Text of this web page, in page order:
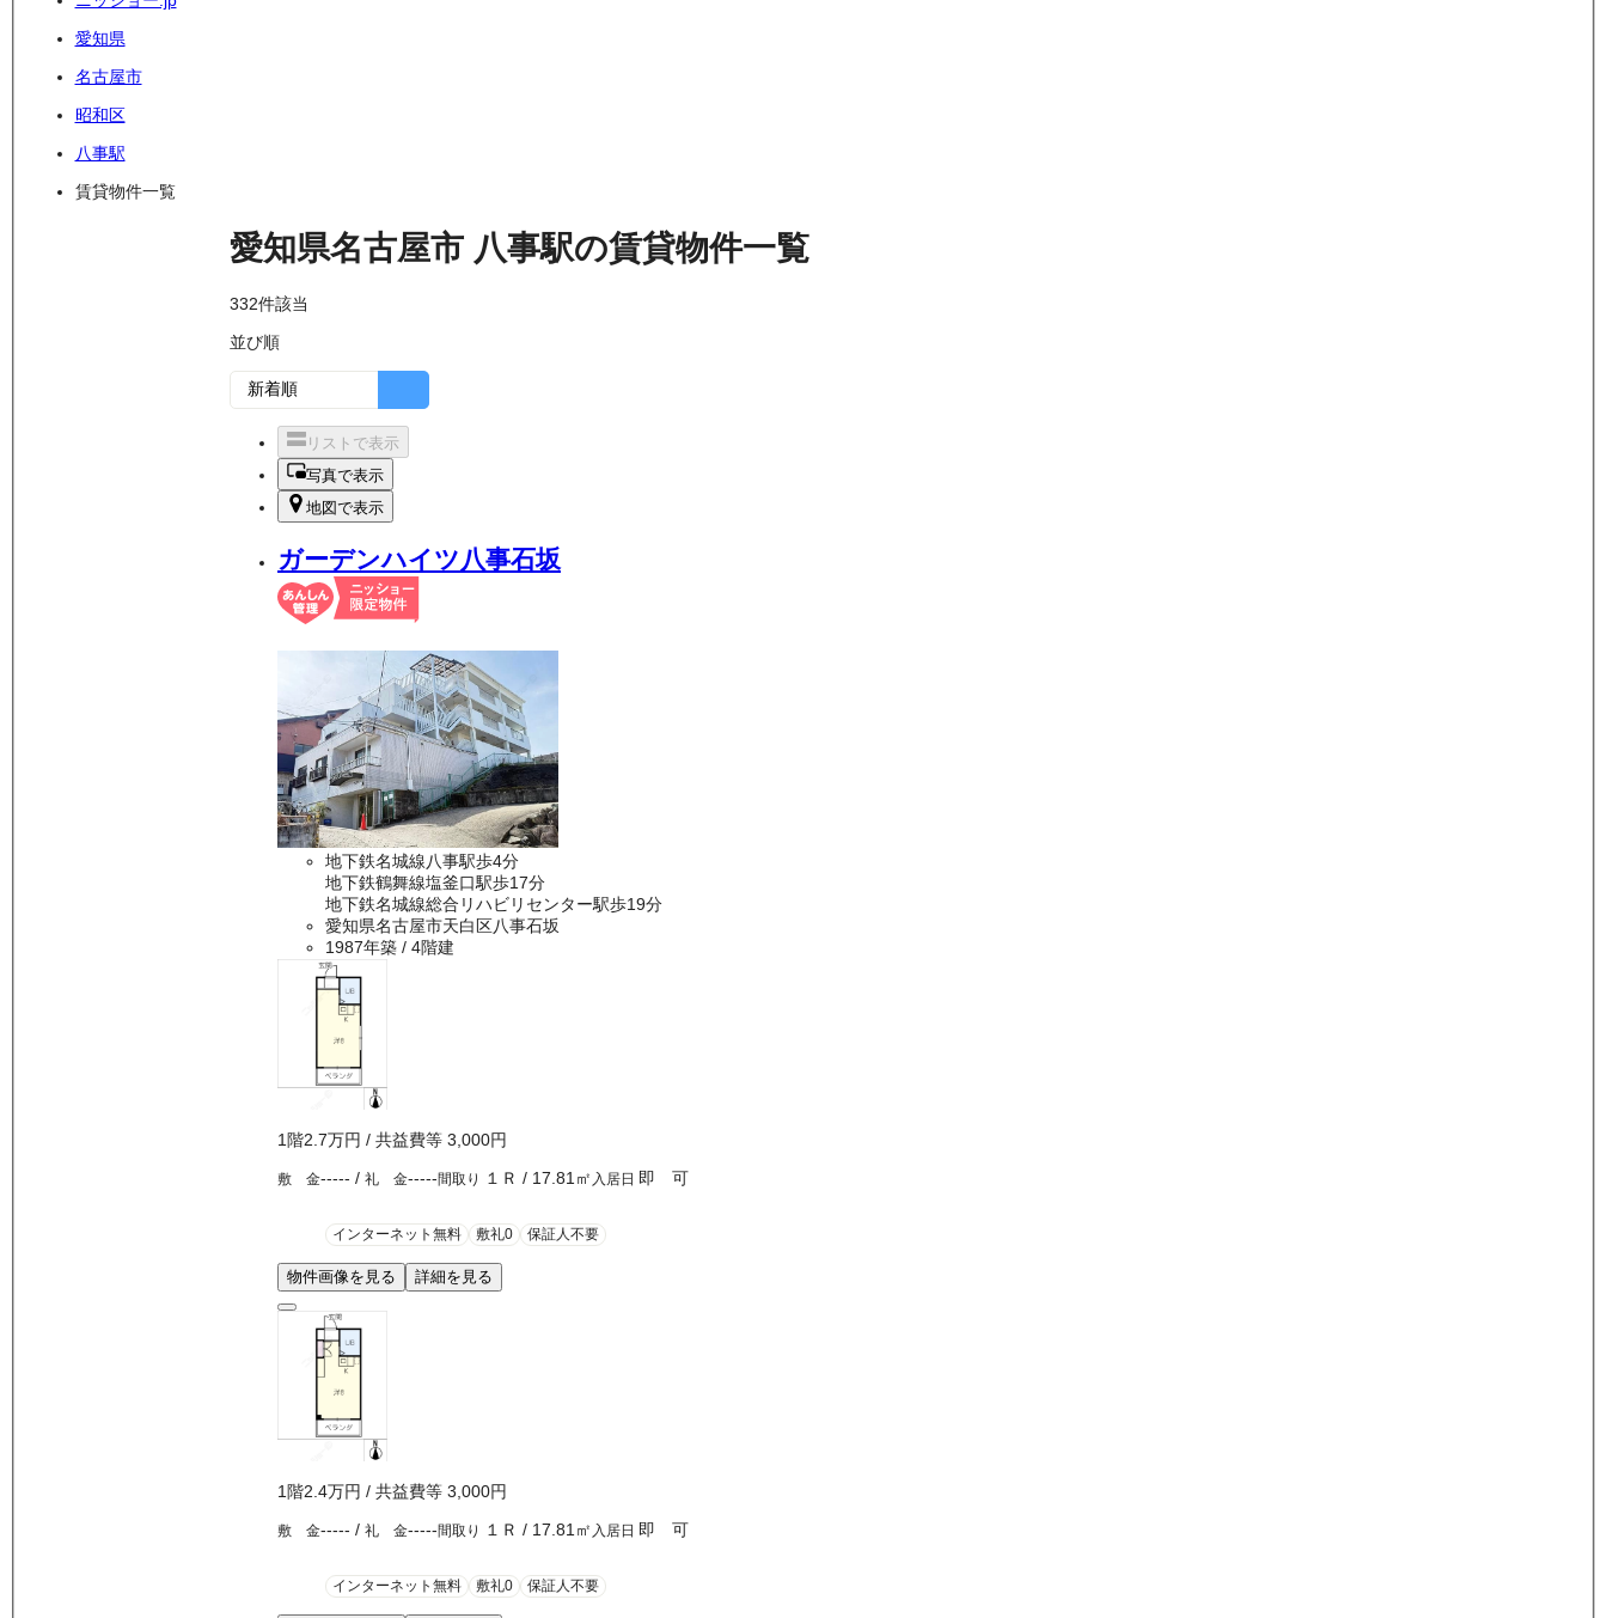
愛知県
名古屋市
昭和区
八事駅
賃貸物件一覧
愛知県名古屋市 八事駅の賃貸物件一覧
332件該当
並び順
リストで表示
写真で表示
地図で表示
ガーデンハイツ八事石坂
地下鉄名城線八事駅歩4分
地下鉄鶴舞線塩釜口駅歩17分
地下鉄名城線総合リハビリセンター駅歩19分
愛知県名古屋市天白区八事石坂
1987年築 / 4階建
1階2.7万円 / 共益費等 3,000円
敷 金----- / 礼 金-----間取り １Ｒ / 17.81㎡ 入居日 即 可
インターネット無料 敷礼0 保証人不要
物件画像を見る 詳細を見る
1階2.4万円 / 共益費等 3,000円
敷 金----- / 礼 金-----間取り １Ｒ / 17.81㎡ 入居日 即 可
インターネット無料 敷礼0 保証人不要